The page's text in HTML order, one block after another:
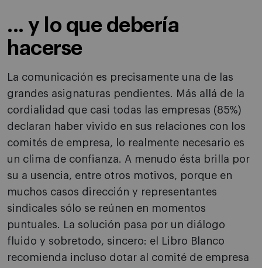
... y lo que debería
hacerse
La comunicación es precisamente una de las
grandes asignaturas pendientes. Más allá de la
cordialidad que casi todas las empresas (85%)
declaran haber vivido en sus relaciones con los
comités de empresa, lo realmente necesario es
un clima de confianza. A menudo ésta brilla por
su a usencia, entre otros motivos, porque en
muchos casos dirección y representantes
sindicales sólo se reúnen en momentos
puntuales. La solución pasa por un diálogo
fluido y sobretodo, sincero: el Libro Blanco
recomienda incluso dotar al comité de empresa